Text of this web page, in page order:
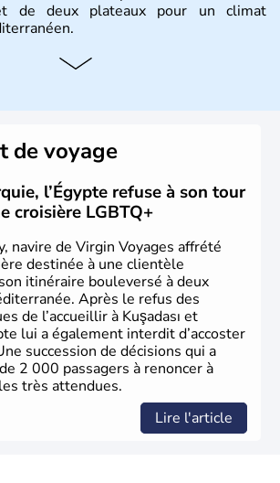
de deux plateaux pour un climat
en 1299 les fondations de l'Empire
avoir rattaché l'Anatolie et la Thrace
turc, la République est proclamée
Ankara remplace alors Istanbul au
pays.
de voyage
l’Égypte refuse à son tour
croisière LGBTQ+
navire de Virgin Voyages affrété
destinée à une clientèle
itinéraire bouleversé à deux
Après le refus des
de l’accueillir à Kuşadası et
lui a également interdit d’accoster
succession de décisions qui a
2 000 passagers à renoncer à
très attendues.
Lire l'article